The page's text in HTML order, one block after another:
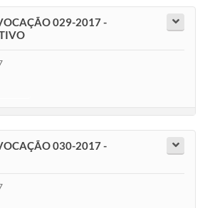
029-2017 -
030-2017 -